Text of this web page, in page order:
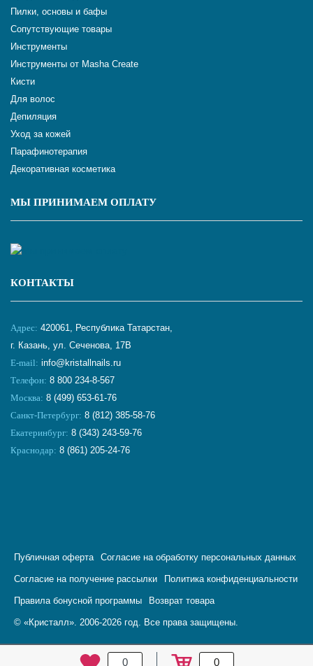
0 0
Пилки, основы и бафы
Сопутствующие товары
Инструменты
Инструменты от Masha Create
Кисти
Для волос
Депиляция
Уход за кожей
Парафинотерапия
Декоративная косметика
МЫ ПРИНИМАЕМ ОПЛАТУ
КОНТАКТЫ
Адрес: 420061, Республика Татарстан,
г. Казань, ул. Сеченова, 17В
E-mail: info@kristallnails.ru
Телефон: 8 800 234-8-567
Москва: 8 (499) 653-61-76
Санкт-Петербург: 8 (812) 385-58-76
Екатеринбург: 8 (343) 243-59-76
Краснодар: 8 (861) 205-24-76
© «Кристалл». 2006-2026 год. Все права защищены.
Публичная оферта Согласие на обработку персональных данных
Согласие на получение рассылки Политика конфиденциальности
Правила бонусной программы Возврат товара